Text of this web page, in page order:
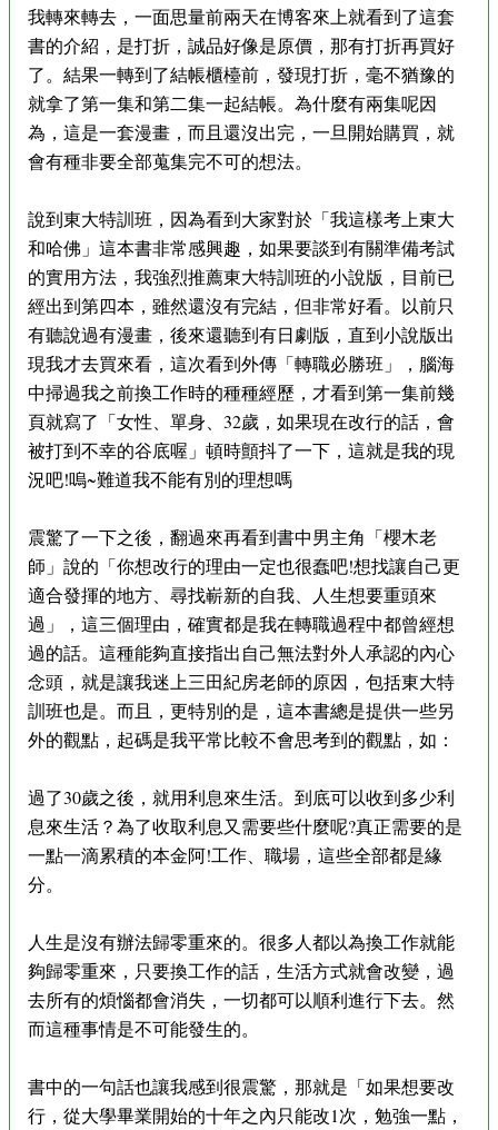
我轉來轉去，一面思量前兩天在博客來上就看到了這套
書的介紹，是打折，誠品好像是原價，那有打折再買好
了。結果一轉到了結帳櫃檯前，發現打折，毫不猶豫的
就拿了第一集和第二集一起結帳。為什麼有兩集呢因
為，這是一套漫畫，而且還沒出完，一旦開始購買，就
會有種非要全部蒐集完不可的想法。
說到東大特訓班，因為看到大家對於「我這樣考上東大
和哈佛」這本書非常感興趣，如果要談到有關準備考試
的實用方法，我強烈推薦東大特訓班的小說版，目前已
經出到第四本，雖然還沒有完結，但非常好看。以前只
有聽說過有漫畫，後來還聽到有日劇版，直到小說版出
現我才去買來看，這次看到外傳「轉職必勝班」，腦海
中掃過我之前換工作時的種種經歷，才看到第一集前幾
頁就寫了「女性、單身、32歲，如果現在改行的話，會
被打到不幸的谷底喔」頓時顫抖了一下，這就是我的現
況吧!嗚~難道我不能有別的理想嗎
震驚了一下之後，翻過來再看到書中男主角「櫻木老
師」說的「你想改行的理由一定也很蠢吧!想找讓自己更
適合發揮的地方、尋找嶄新的自我、人生想要重頭來
過」，這三個理由，確實都是我在轉職過程中都曾經想
過的話。這種能夠直接指出自己無法對外人承認的內心
念頭，就是讓我迷上三田紀房老師的原因，包括東大特
訓班也是。而且，更特別的是，這本書總是提供一些另
外的觀點，起碼是我平常比較不會思考到的觀點，如：
過了30歲之後，就用利息來生活。到底可以收到多少利
息來生活？為了收取利息又需要些什麼呢?真正需要的是
一點一滴累積的本金阿!工作、職場，這些全部都是緣
分。
人生是沒有辦法歸零重來的。很多人都以為換工作就能
夠歸零重來，只要換工作的話，生活方式就會改變，過
去所有的煩惱都會消失，一切都可以順利進行下去。然
而這種事情是不可能發生的。
書中的一句話也讓我感到很震驚，那就是「如果想要改
行，從大學畢業開始的十年之內只能改1次，勉強一點，